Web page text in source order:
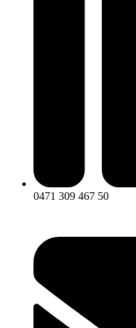
0471 309 467 50